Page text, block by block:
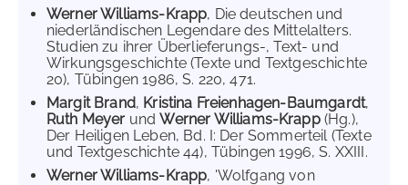
Werner Williams-Krapp, Die deutschen und
niederländischen Legendare des Mittelalters.
Studien zu ihrer Überlieferungs-, Text- und
Wirkungsgeschichte (Texte und Textgeschichte
20), Tübingen 1986, S. 220, 471.
Margit Brand, Kristina Freienhagen-Baumgardt,
Ruth Meyer undWerner Williams-Krapp (Hg.),
Der Heiligen Leben, Bd. I: Der Sommerteil (Texte
und Textgeschichte 44), Tübingen 1996, S. XXIII.
Werner Williams-Krapp, 'Wolfgang von